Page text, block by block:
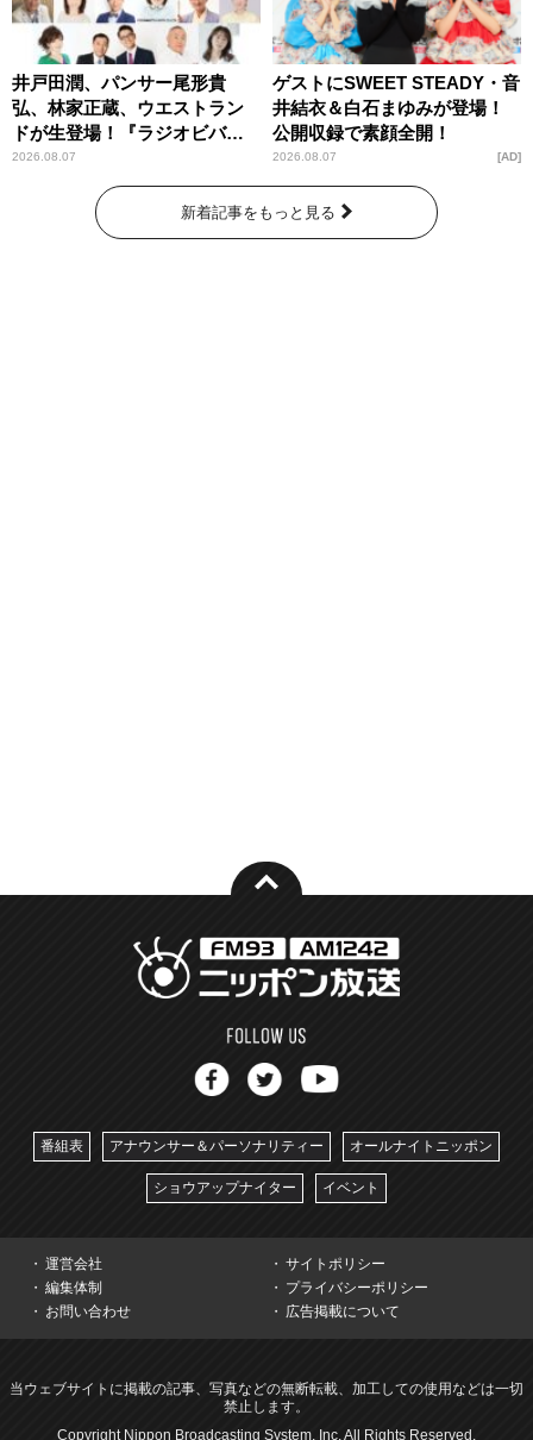
井戸田潤、パンサー尾形貴
弘、林家正蔵、ウエストラン
ドが生登場！『ラジオビバリ
ー昼ズ』
2026.08.07
ゲストにSWEET STEADY・音
井結衣＆白石まゆみが登場！
公開収録で素顔全開！
2026.08.07 AD
新着記事をもっと見る
番組表 アナウンサー＆パーソナリティー オールナイトニッポン
ショウアップナイター イベント
運営会社
サイトポリシー
編集体制
プライバシーポリシー
お問い合わせ
広告掲載について
当ウェブサイトに掲載の記事、写真などの無断転載、加工しての使用などは一切
禁止します。
Copyright Nippon Broadcasting System, Inc. All Rights Reserved.